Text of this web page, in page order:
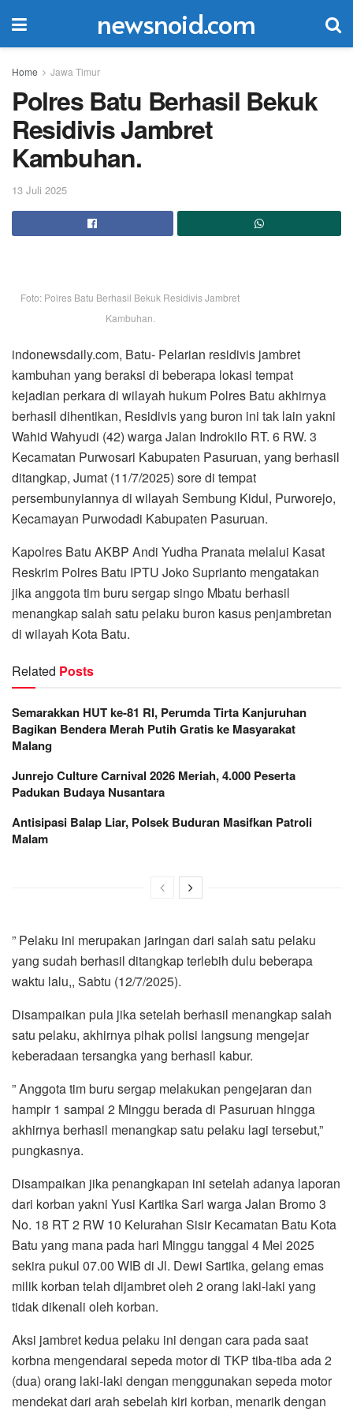
newsnoid.com
Home Jawa Timur
Polres Batu Berhasil Bekuk
Residivis Jambret
Kambuhan.
13 Juli 2025
Foto: Polres Batu Berhasil Bekuk Residivis Jambret
Kambuhan.
indonewsdaily.com, Batu- Pelarian residivis jambret
kambuhan yang beraksi di beberapa lokasi tempat
kejadian perkara di wilayah hukum Polres Batu akhirnya
berhasil dihentikan, Residivis yang buron ini tak lain yakni
Wahid Wahyudi (42) warga Jalan Indrokilo RT. 6 RW. 3
Kecamatan Purwosari Kabupaten Pasuruan, yang berhasil
ditangkap, Jumat (11/7/2025) sore di tempat
persembunyiannya di wilayah Sembung Kidul, Purworejo,
Kecamayan Purwodadi Kabupaten Pasuruan.
Kapolres Batu AKBP Andi Yudha Pranata melalui Kasat
Reskrim Polres Batu IPTU Joko Suprianto mengatakan
jika anggota tim buru sergap singo Mbatu berhasil
menangkap salah satu pelaku buron kasus penjambretan
di wilayah Kota Batu.
Related Posts
Semarakkan HUT ke-81 RI, Perumda Tirta Kanjuruhan
Bagikan Bendera Merah Putih Gratis ke Masyarakat
Malang
Junrejo Culture Carnival 2026 Meriah, 4.000 Peserta
Padukan Budaya Nusantara
Antisipasi Balap Liar, Polsek Buduran Masifkan Patroli
Malam
” Pelaku ini merupakan jaringan dari salah satu pelaku
yang sudah berhasil ditangkap terlebih dulu beberapa
waktu lalu,, Sabtu (12/7/2025).
Disampaikan pula jika setelah berhasil menangkap salah
satu pelaku, akhirnya pihak polisi langsung mengejar
keberadaan tersangka yang berhasil kabur.
” Anggota tim buru sergap melakukan pengejaran dan
hampir 1 sampai 2 Minggu berada di Pasuruan hingga
akhirnya berhasil menangkap satu pelaku lagi tersebut,”
pungkasnya.
Disampaikan jika penangkapan ini setelah adanya laporan
dari korban yakni Yusi Kartika Sari warga Jalan Bromo 3
No. 18 RT 2 RW 10 Kelurahan Sisir Kecamatan Batu Kota
Batu yang mana pada hari Minggu tanggal 4 Mei 2025
sekira pukul 07.00 WIB di Jl. Dewi Sartika, gelang emas
milik korban telah dijambret oleh 2 orang laki-laki yang
tidak dikenali oleh korban.
Aksi jambret kedua pelaku ini dengan cara pada saat
korbna mengendarai sepeda motor di TKP tiba-tiba ada 2
(dua) orang laki-laki dengan menggunakan sepeda motor
mendekat dari arah sebelah kiri korban, menarik dengan